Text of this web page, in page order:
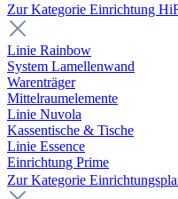
Zur Kategorie Einrichtung
Linie Rainbow
System Lamellenwand
Warenträger
Mittelraumelemente
Linie Nuvola
Kassentische & Tische
Linie Essence
Einrichtung Prime
Zur Kategorie